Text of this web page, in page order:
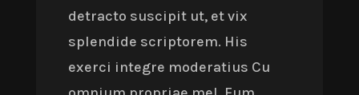
detracto suscipit ut, et vix
splendide scriptorem. His
exerci integre moderatius Cu